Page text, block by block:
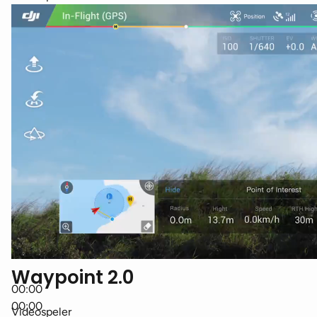
00:00
00:00
Waypoint 2.0
Videospeler